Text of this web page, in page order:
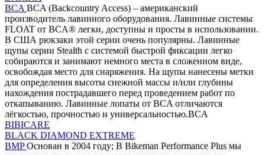
BCA BCA (Backcountry Access) – американский
производитель лавинного оборудования. Лавинные системы
FLOAT от BCA® легки, доступны и просты в использовании.
В США рюкзаки этой серии очень популярны. Лавинные
щупы серии Stealth с системой быстрой фиксации легко
собираются и занимают немного места в сложенном виде,
освобождая место для снаряжения. На щупы нанесены метки
для определения высоты снежной массы и/или глубины
нахождения пострадавшего перед проведением работ по
откапыванию. Лавинные лопаты от BCA отличаются
лёгкостью, прочностью и универсальностью.BCA
BIBICARE
BLACK DIAMOND EXTREME
BMPОснован в 2004 году; В Bikeman Performance Plus мы